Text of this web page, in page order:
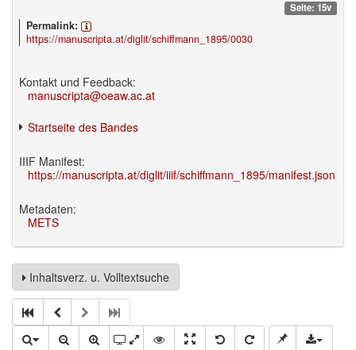
Seite: 15v
Permalink:
https://manuscripta.at/diglit/schiffmann_1895/0030
Kontakt und Feedback:
manuscripta@oeaw.ac.at
Startseite des Bandes
IIIF Manifest:
https://manuscripta.at/diglit/iiif/schiffmann_1895/manifest.json
Metadaten:
METS
Inhaltsverz. u. Volltextsuche